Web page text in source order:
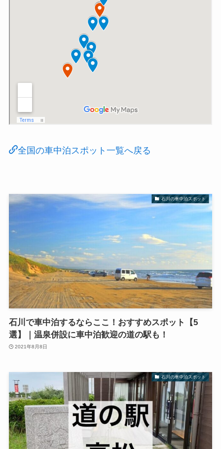
全国の車中泊スポット一覧へ戻る
石川の車中泊スポット
石川で車中泊するならここ！おすすめスポット【5
選】｜温泉併設に車中泊歓迎の道の駅も！
2021年8月8日
石川の車中泊スポット